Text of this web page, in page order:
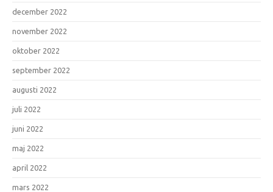
december 2022
november 2022
oktober 2022
september 2022
augusti 2022
juli 2022
juni 2022
maj 2022
april 2022
mars 2022